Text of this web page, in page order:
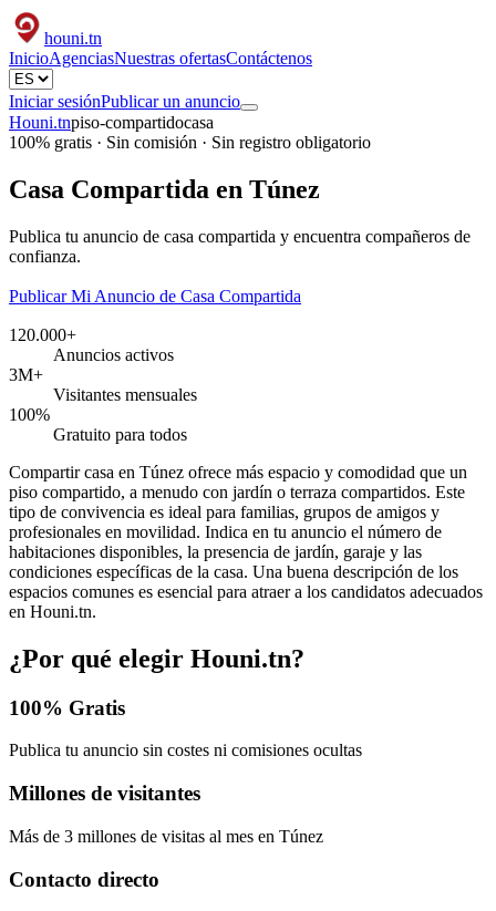
houni.tn
InicioAgenciasNuestras ofertasContáctenos
Iniciar sesiónPublicar un anuncio
Houni.tnpiso-compartidocasa
100% gratis · Sin comisión · Sin registro obligatorio
Casa Compartida en Túnez
Publica tu anuncio de casa compartida y encuentra compañeros de
confianza.
Publicar Mi Anuncio de Casa Compartida
120.000+
Anuncios activos
3M+
Visitantes mensuales
100%
Gratuito para todos
Compartir casa en Túnez ofrece más espacio y comodidad que un
piso compartido, a menudo con jardín o terraza compartidos. Este
tipo de convivencia es ideal para familias, grupos de amigos y
profesionales en movilidad. Indica en tu anuncio el número de
habitaciones disponibles, la presencia de jardín, garaje y las
condiciones específicas de la casa. Una buena descripción de los
espacios comunes es esencial para atraer a los candidatos adecuados
en Houni.tn.
¿Por qué elegir Houni.tn?
100% Gratis
Publica tu anuncio sin costes ni comisiones ocultas
Millones de visitantes
Más de 3 millones de visitas al mes en Túnez
Contacto directo